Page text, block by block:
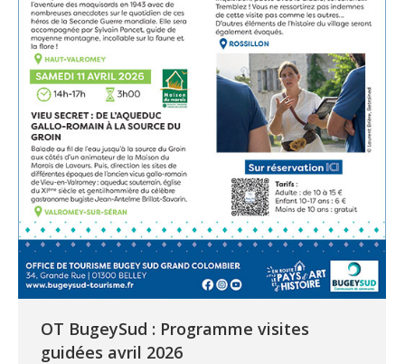
OT BugeySud : Programme visites
guidées avril 2026